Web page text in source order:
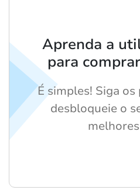
Aprenda a
para
É simples! Siga
desbloqueie o